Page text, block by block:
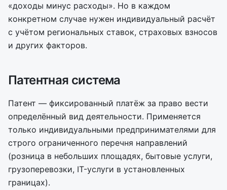
«доходы минус расходы». Но в каждом
конкретном случае нужен индивидуальный расчёт
с учётом региональных ставок, страховых взносов
и других факторов.
Патентная система
Патент — фиксированный платёж за право вести
определённый вид деятельности. Применяется
только индивидуальными предпринимателями для
строго ограниченного перечня направлений
(розница в небольших площадях, бытовые услуги,
грузоперевозки, IT-услуги в установленных
границах).